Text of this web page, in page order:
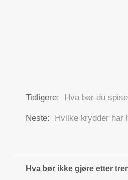
Tidligere: Hva bør du
Neste: Hvilke krydder har
Hva bør ikke gjøre etter